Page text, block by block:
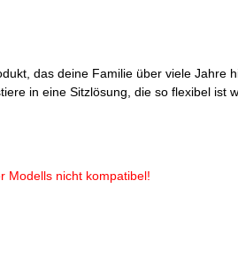
das deine Familie über viele Jahre
in eine Sitzlösung, die so flexibel ist
Modells nicht kompatibel!